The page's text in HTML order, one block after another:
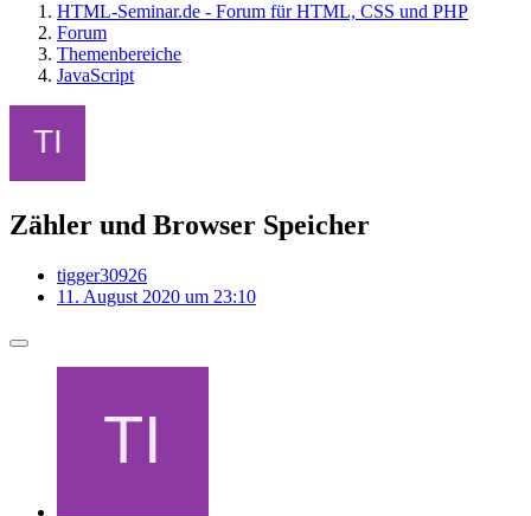
HTML-Seminar.de - Forum für HTML, CSS und PHP
Forum
Themenbereiche
JavaScript
Zähler und Browser Speicher
tigger30926
11. August 2020 um 23:10